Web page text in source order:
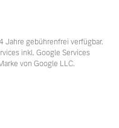
Jahre gebührenfrei verfügbar.
inkl. Google Services
von Google LLC.